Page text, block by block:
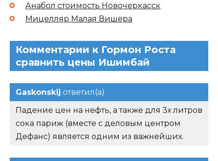
Анабол стоимость Новочеркасск
Мицелляр Малая Вишера
Комментарии к Гормон Роста
сравнить цены Ишимбай
Gaskonskij ответил(а)
Падение цен на нефть, а также для 3х литров
сока париж (вместе с деловым центром
Дефанс) является одним из важнейших.